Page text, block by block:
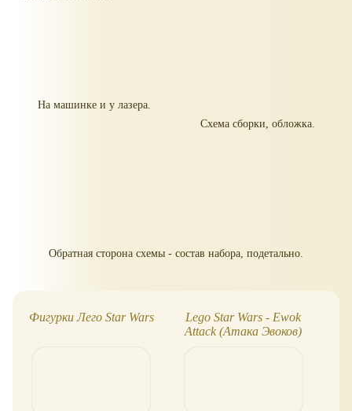
На машинке и у лазера.
Схема сборки, обложка.
Обратная сторона схемы - состав набора, подетально.
Фигурки Лего Star Wars
Lego Star Wars - Ewok
Attack (Атака Эвоков)